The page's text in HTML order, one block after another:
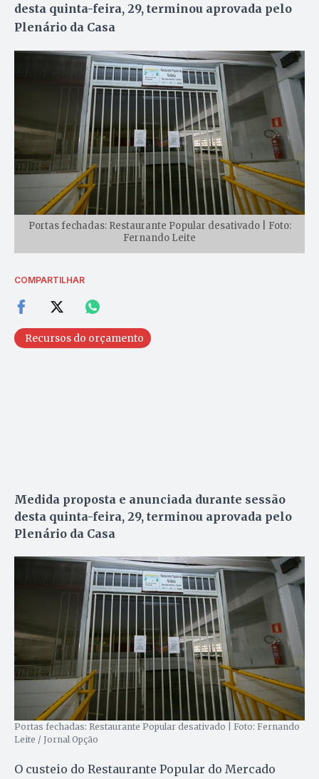
desta quinta-feira, 29, terminou aprovada pelo
Plenário da Casa
Portas fechadas: Restaurante Popular desativado | Foto:
Fernando Leite
COMPARTILHAR
Recursos do orçamento
Medida proposta e anunciada durante sessão
desta quinta-feira, 29, terminou aprovada pelo
Plenário da Casa
Portas fechadas: Restaurante Popular desativado | Foto: Fernando
Leite / Jornal Opção
O custeio do Restaurante Popular do Mercado